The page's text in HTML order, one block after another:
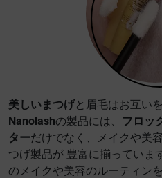
美しいまつげと眉毛はお互い
Nanolashの製品には、
フロッ
ターだけでなく、メイクや美
つげ製品が 豊富に揃っていま
のメイクや美容のルーティン